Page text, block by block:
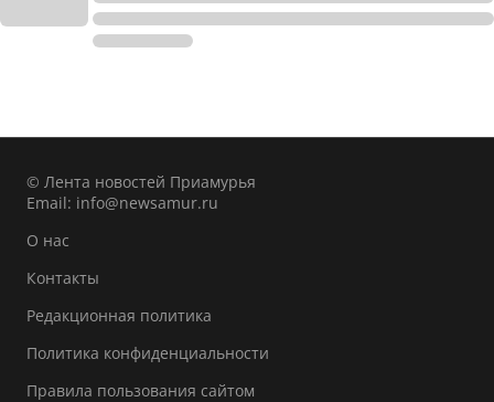
© Лента новостей Приамурья
Email: info@newsamur.ru
О нас
Контакты
Редакционная политика
Политика конфиденциальности
Правила пользования сайтом